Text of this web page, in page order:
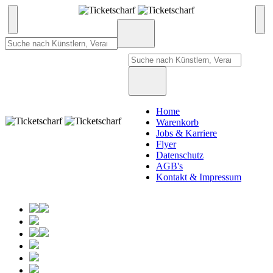
Home
Warenkorb
Jobs & Karriere
Flyer
Datenschutz
AGB's
Kontakt & Impressum